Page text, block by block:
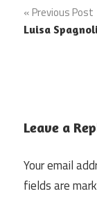
Post
Previous Post
Luisa
Leave a
Your email
fields are